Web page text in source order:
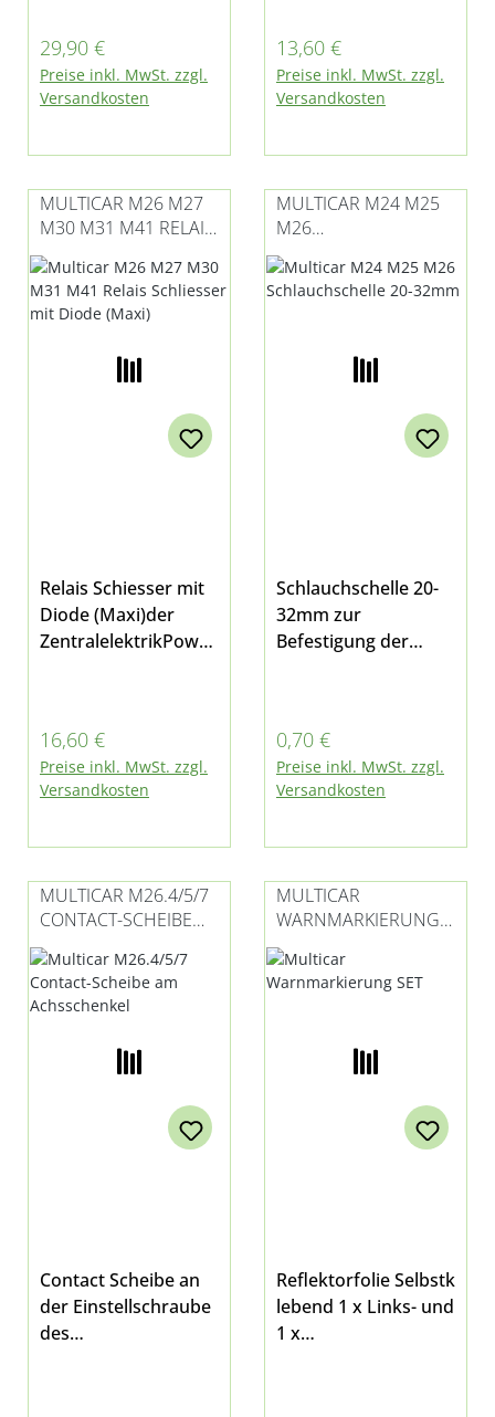
Fumo M30 E3/E4
außerdem für Tremo
Carrier E3/E4 und
E3/E4
Regulärer Preis:
29,90 €
Preise inkl. MwSt. zzgl.
Versandkosten
Regulärer Preis:
13,60 €
Preise inkl. MwSt. zzgl.
Versandkosten
MULTICAR M26 M27
M30 M31 M41 RELAIS
SCHLIESSER MIT
DIODE (MAXI)
Relais Schiesser mit
Diode (Maxi)der
ZentralelektrikPower
E5, M27compact,
Fumo M30 E4/E5,
M31 und M41
Regulärer Preis:
16,60 €
Preise inkl. MwSt. zzgl.
Versandkosten
MULTICAR M24 M25
M26
SCHLAUCHSCHELLE
20-32MM
Schlauchschelle 20-
32mm zur
Befestigung der
Regulärer Preis:
0,70 €
Preise inkl. MwSt. zzgl.
Versandkosten
MULTICAR M26.4/5/7
CONTACT-SCHEIBE
AM ACHSSCHENKEL
Contact Scheibe an
der Einstellschraube
des
MULTICAR
WARNMARKIERUNG
SET
Reflektorfolie Selbstk
lebend 1 x Links- und
1 x